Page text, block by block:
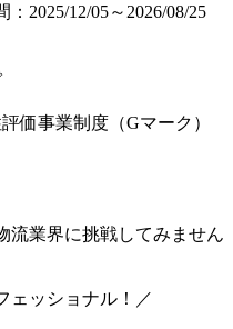
：2025/12/05～2026/08/25
価事業制度（Gマーク）
流業界に挑戦してみません
ェッショナル！／